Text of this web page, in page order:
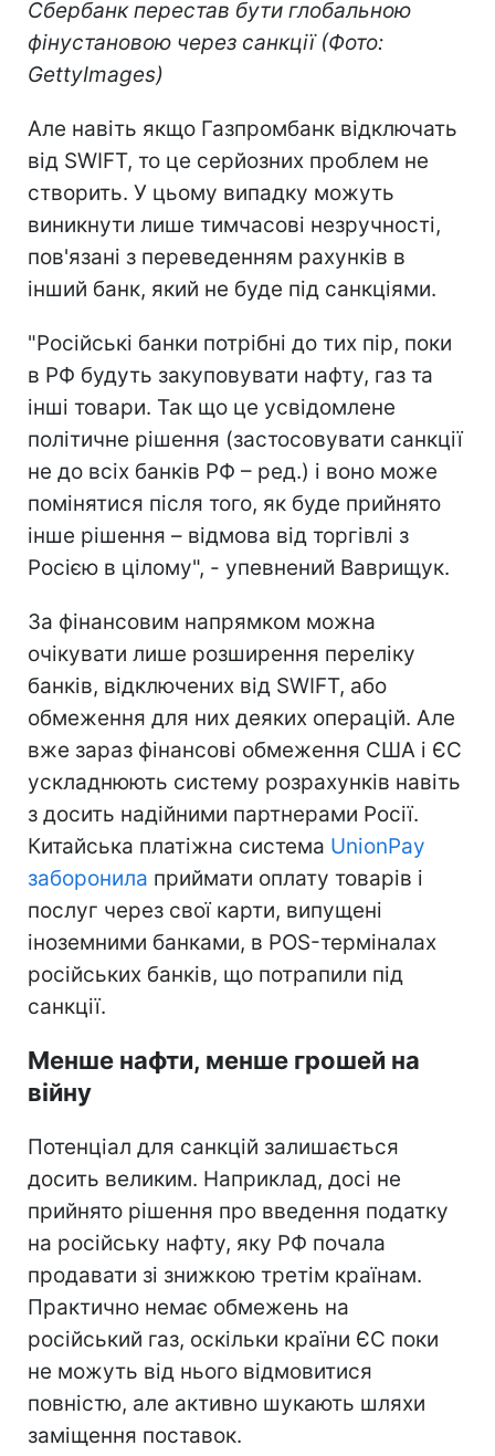
Сбербанк перестав бути глобальною
фінустановою через санкції (Фото:
GettyImages)
Але навіть якщо Газпромбанк відключать
від SWIFT, то це серйозних проблем не
створить. У цьому випадку можуть
виникнути лише тимчасові незручності,
пов'язані з переведенням рахунків в
інший банк, який не буде під санкціями.
"Російські банки потрібні до тих пір, поки
в РФ будуть закуповувати нафту, газ та
інші товари. Так що це усвідомлене
політичне рішення (застосовувати санкції
не до всіх банків РФ – ред.) і воно може
помінятися після того, як буде прийнято
інше рішення – відмова від торгівлі з
Росією в цілому", - упевнений Ваврищук.
За фінансовим напрямком можна
очікувати лише розширення переліку
банків, відключених від SWIFT, або
обмеження для них деяких операцій. Але
вже зараз фінансові обмеження США і ЄС
ускладнюють систему розрахунків навіть
з досить надійними партнерами Росії.
Китайська платіжна система UnionPay
заборонила приймати оплату товарів і
послуг через свої карти, випущені
іноземними банками, в POS-терміналах
російських банків, що потрапили під
санкції.
Менше нафти, менше грошей на
війну
Потенціал для санкцій залишається
досить великим. Наприклад, досі не
прийнято рішення про введення податку
на російську нафту, яку РФ почала
продавати зі знижкою третім країнам.
Практично немає обмежень на
російський газ, оскільки країни ЄС поки
не можуть від нього відмовитися
повністю, але активно шукають шляхи
заміщення поставок.